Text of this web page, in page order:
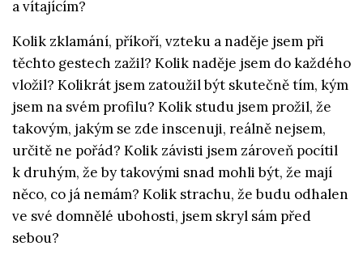
a vítajícím?
Kolik zklamání, příkoří, vzteku a naděje jsem při
těchto gestech zažil? Kolik naděje jsem do každého
vložil? Kolikrát jsem zatoužil být skutečně tím, kým
jsem na svém profilu? Kolik studu jsem prožil, že
takovým, jakým se zde inscenuji, reálně nejsem,
určitě ne pořád? Kolik závisti jsem zároveň pocítil
k druhým, že by takovými snad mohli být, že mají
něco, co já nemám? Kolik strachu, že budu odhalen
ve své domnělé ubohosti, jsem skryl sám před
sebou?